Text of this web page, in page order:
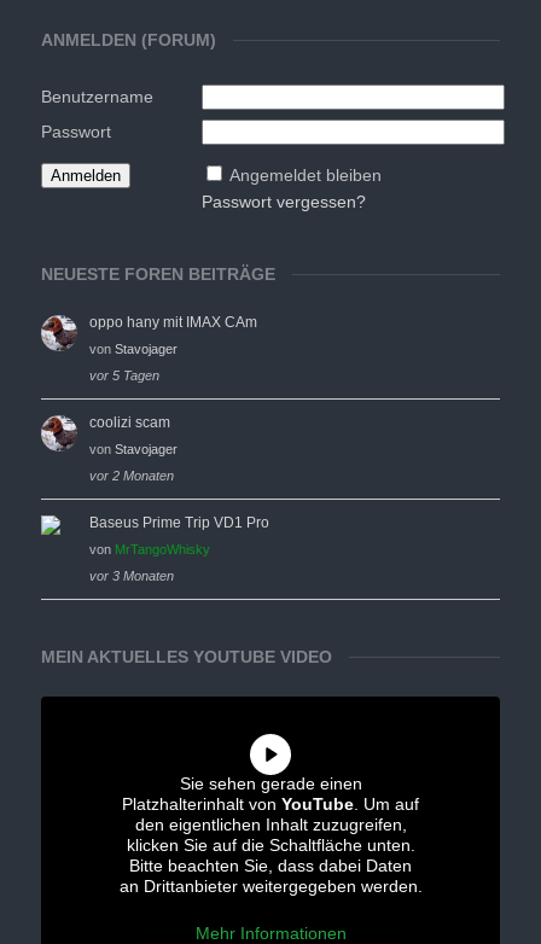
ANMELDEN (FORUM)
Benutzername
Passwort
Angemeldet bleiben
Passwort vergessen?
NEUESTE FOREN BEITRÄGE
oppo hany mit IMAX CAm
von Stavojager
vor 5 Tagen
coolizi scam
von Stavojager
vor 2 Monaten
Baseus Prime Trip VD1 Pro
von MrTangoWhisky
vor 3 Monaten
MEIN AKTUELLES YOUTUBE VIDEO
Sie sehen gerade einen
Platzhalterinhalt von YouTube . Um auf
den eigentlichen Inhalt zuzugreifen,
klicken Sie auf die Schaltfläche unten.
Bitte beachten Sie, dass dabei Daten
an Drittanbieter weitergegeben werden.
Mehr Informationen